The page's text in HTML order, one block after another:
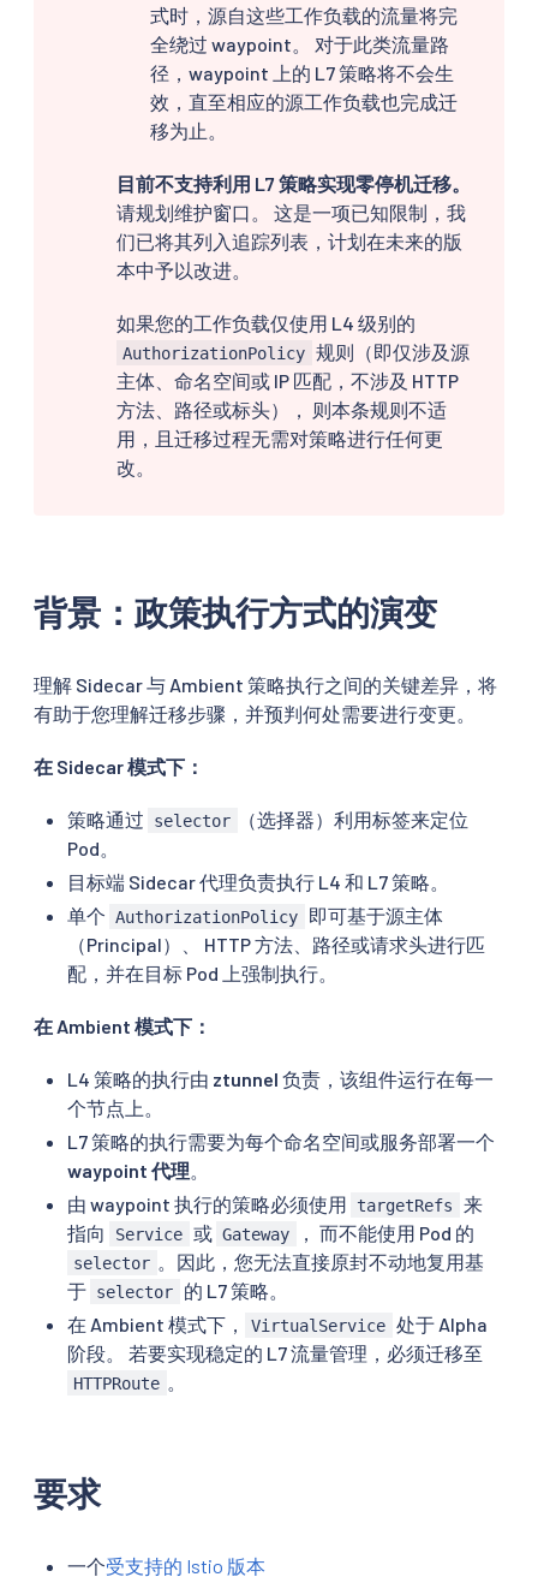
式时，源自这些工作负载的流量将完
全绕过 waypoint。 对于此类流量路
径，waypoint 上的 L7 策略将不会生
效，直至相应的源工作负载也完成迁
移为止。
目前不支持利用 L7 策略实现零停机迁移。
请规划维护窗口。 这是一项已知限制，我
们已将其列入追踪列表，计划在未来的版
本中予以改进。
如果您的工作负载仅使用 L4 级别的
AuthorizationPolicy 规则（即仅涉及源
主体、命名空间或 IP 匹配，不涉及 HTTP
方法、路径或标头）， 则本条规则不适
用，且迁移过程无需对策略进行任何更
改。
背景：政策执行方式的演变
理解 Sidecar 与 Ambient 策略执行之间的关键差异，将
有助于您理解迁移步骤，并预判何处需要进行变更。
在 Sidecar 模式下：
策略通过 selector
（选择器）利用标签来定位
Pod。
目标端 Sidecar 代理负责执行 L4 和 L7 策略。
单个 AuthorizationPolicy
即可基于源主体
（Principal）、 HTTP 方法、路径或请求头进行匹
配，并在目标 Pod 上强制执行。
在 Ambient 模式下：
L4 策略的执行由 ztunnel 负责，该组件运行在每一
个节点上。
L7 策略的执行需要为每个命名空间或服务部署一个
waypoint 代理
由 waypoint 执行的策略必须使用
targetRefs
来
指向
Service 或 Gateway ， 而不能使用 Pod 的
selector
。因此，您无法直接原封不动地复用基
于 selector
的 L7 策略。
在 Ambient 模式下，
VirtualService 处于 Alpha
阶段。 若要实现稳定的 L7 流量管理，必须迁移至
HTTPRoute
要求
一个受支持的 Istio 版本